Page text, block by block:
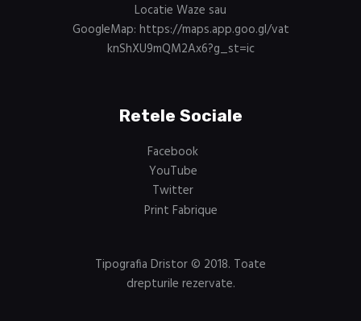
Locatie Waze sau
GoogleMap: https://maps.app.goo.gl/vat
knShXU9mQM2Ax6?g_st=ic
Retele Sociale
Facebook
YouTube
Twitter
Print Fabrique
Tipografia Dristor© 2018. Toate
drepturile rezervate.